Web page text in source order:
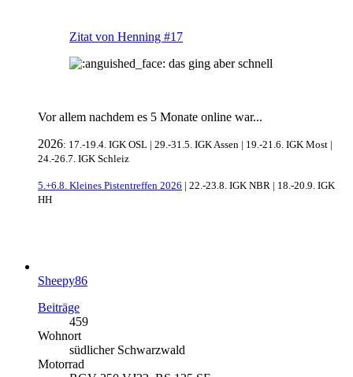
Zitat von Henning #17
das ging aber schnell
Vor allem nachdem es 5 Monate online war...
2026: 17.-19.4. IGK OSL | 29.-31.5. IGK Assen | 19.-21.6. IGK Most |
24.-26.7. IGK Schleiz
5.+6.8. Kleines Pistentreffen 2026 | 22.-23.8. IGK NBR | 18.-20.9. IGK
HH
Sheepy86
Beiträge
459
Wohnort
südlicher Schwarzwald
Motorrad